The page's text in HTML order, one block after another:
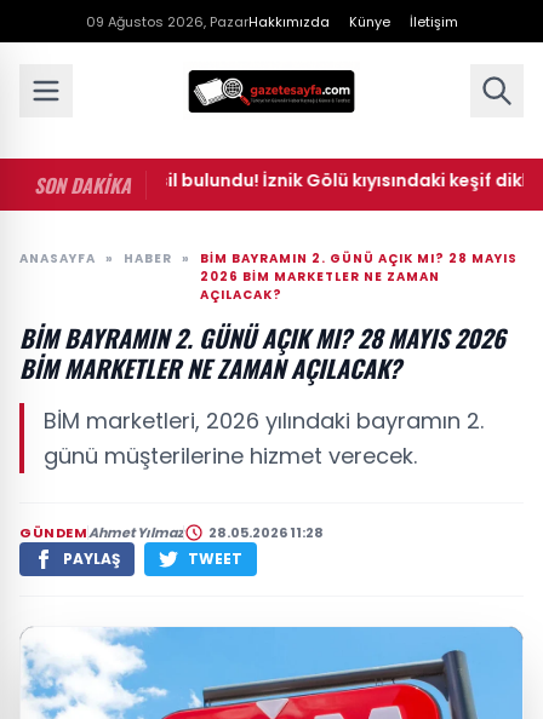
09 Ağustos 2026, PazarHakkımızda Künye İletişim
SON DAKİKA
yıllık fosil bulundu! İznik Gölü kıyısındaki keşif dikkat
ANASAYFA » HABER »
BİM BAYRAMIN 2. GÜNÜ AÇIK MI? 28 MAYIS
2026 BİM MARKETLER NE ZAMAN
AÇILACAK?
BİM BAYRAMIN 2. GÜNÜ AÇIK MI? 28 MAYIS 2026
BİM MARKETLER NE ZAMAN AÇILACAK?
BİM marketleri, 2026 yılındaki bayramın 2.
günü müşterilerine hizmet verecek.
GÜNDEMAhmet Yılmaz 28.05.2026 11:28
PAYLAŞ TWEET